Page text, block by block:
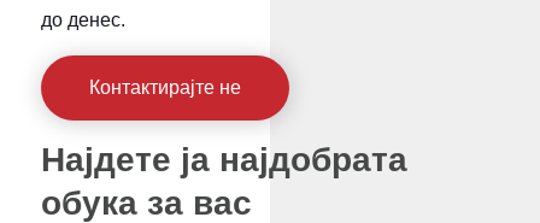
до денес.
Контактирајте не
Најдете ја најдобрата
обука за вас